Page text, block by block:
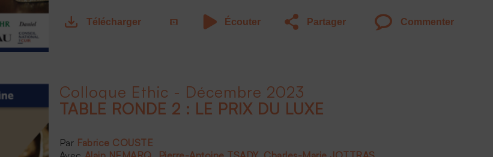
Télécharger Écouter Partager Commenter
Colloque Ethic - Décembre 2023
TABLE RONDE 2 : LE PRIX DU LUXE
Fabrice COUSTE